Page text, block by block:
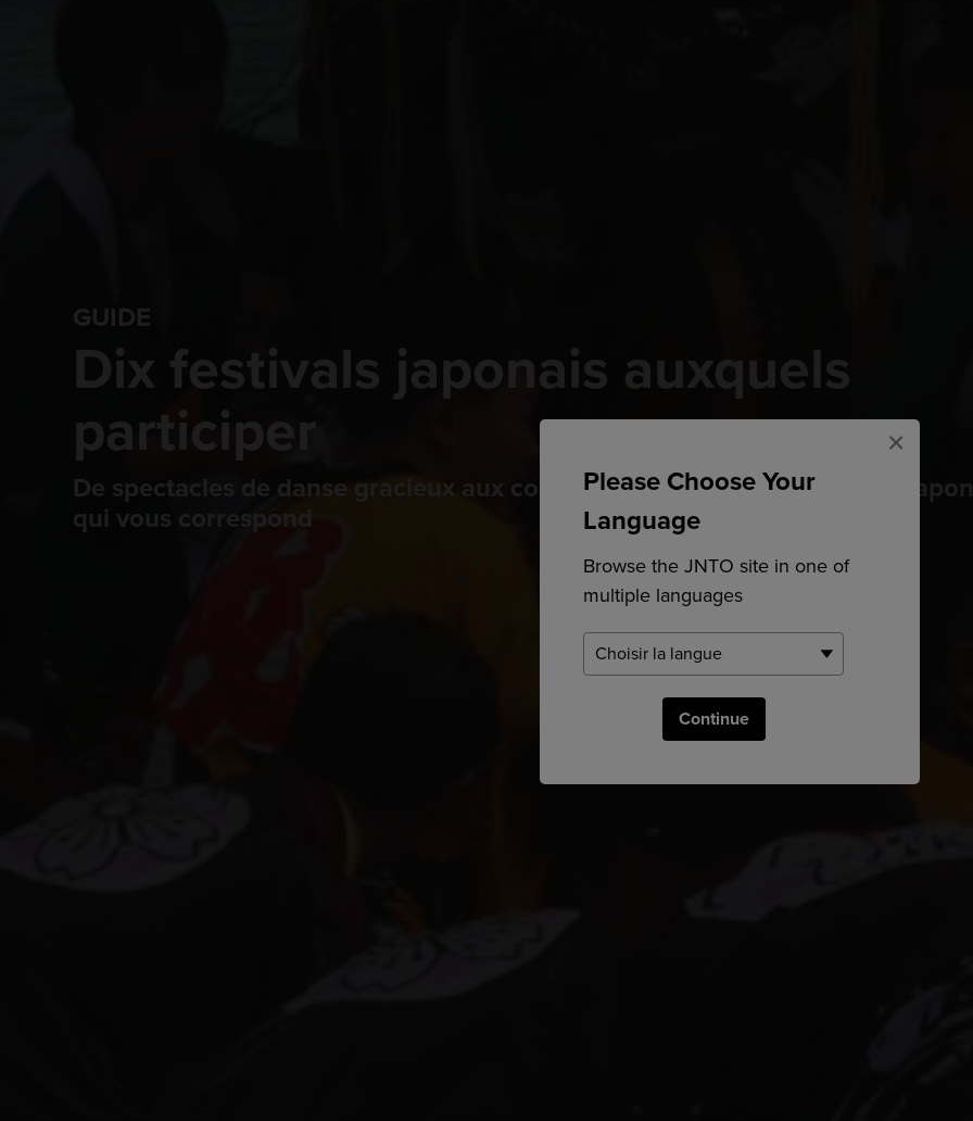
Please Choose Your
Language
Browse the JNTO site in one of
multiple languages
Continue
×
GUIDE
Dix festivals japonais auxquels
participer
De spectacles de danse gracieux aux courses danjiri, trouvez le festival
qui vous correspond